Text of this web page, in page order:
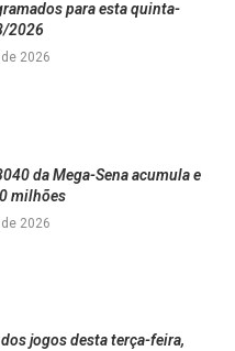
para esta quinta-
2026
2026
da Mega-Sena acumula e
milhões
2026
jogos desta terça-feira,